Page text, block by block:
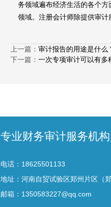
务领域遍布经济生活的各个
领域。注册会计师除提供审计
上一篇： 审计报告的用途是什么
下一篇： 一次专项审计可以有多
专业财务审计服务机构
电话：18625501133
地址：河南自贸试验区郑州片区（
邮箱：1350583227@qq.com